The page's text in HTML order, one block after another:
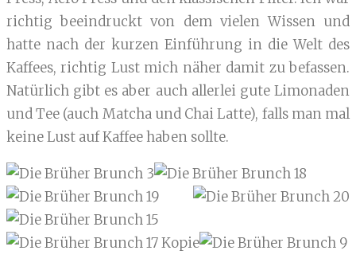
richtig beeindruckt von dem vielen Wissen und
hatte nach der kurzen Einführung in die Welt des
Kaffees, richtig Lust mich näher damit zu befassen.
Natürlich gibt es aber auch allerlei gute Limonaden
und Tee (auch Matcha und Chai Latte), falls man mal
keine Lust auf Kaffee haben sollte.